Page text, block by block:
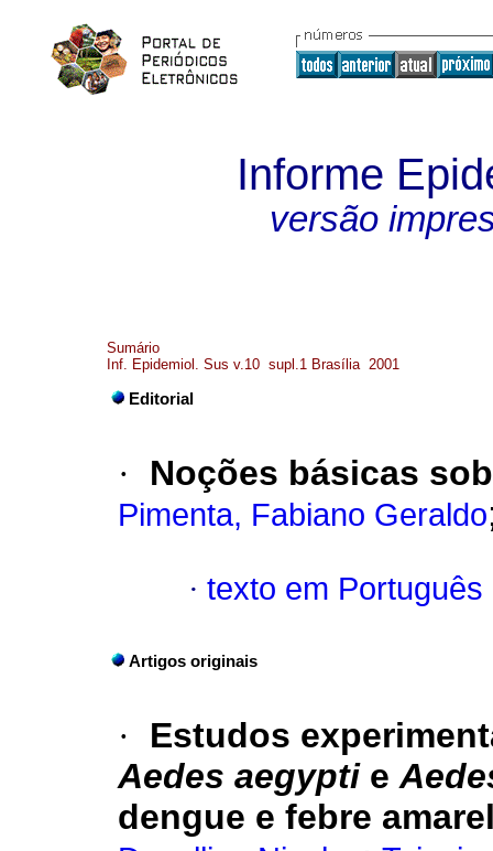
Informe
versão
Sumário
Inf. Epidemiol. Sus v.10 supl.1 Brasília 2001
Editorial
· Noções básicas
Pimenta, Fabiano Geraldo
· texto em Português
Artigos originais
·
Estudos
Aedes aegyptie
dengue e febre